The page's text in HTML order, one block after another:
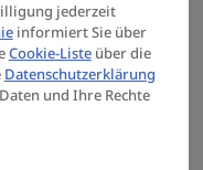
jederzeit
informiert Sie über
Cookie-Listeüber die
Datenschutzerklärung
und Ihre Rechte